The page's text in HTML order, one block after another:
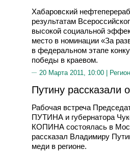
Хабаровский
результатам
высокой социальной
место в номинации «За
в федеральном этапе
победы в краевом.
20 Марта 2011, 10:00 |
Путину рассказали
Рабочая встреча
ПУТИНА и губернатора
КОПИНА состоялась в
рассказал Владимиру
меди в регионе.